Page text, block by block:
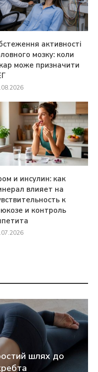
активності
мозку: коли
може призначити
и инсулин: как
влияет на
к
и контроль
шлях до